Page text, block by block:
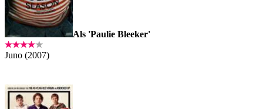
Als 'Paulie Bleeker'
Juno (2007)